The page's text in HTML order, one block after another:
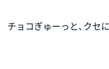
チョコぎゅーっと、クセ